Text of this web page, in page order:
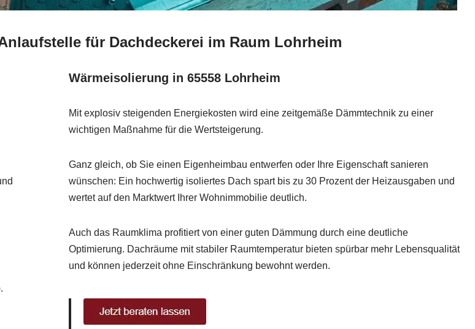
für Dachdeckerei im Raum Lohrheim
Wärmeisolierung in 65558 Lohrheim
Mit explosiv steigenden Energiekosten wird eine zeitgemäße Dämmtechnik zu einer
wichtigen Maßnahme für die Wertsteigerung.
Ganz gleich, ob Sie einen Eigenheimbau entwerfen oder Ihre Eigenschaft sanieren
wünschen: Ein hochwertig isoliertes Dach spart bis zu 30 Prozent der Heizausgaben und
wertet auf den Marktwert Ihrer Wohnimmobilie deutlich.
Auch das Raumklima profitiert von einer guten Dämmung durch eine deutliche
Optimierung. Dachräume mit stabiler Raumtemperatur bieten spürbar mehr Lebensqualität
und können jederzeit ohne Einschränkung bewohnt werden.